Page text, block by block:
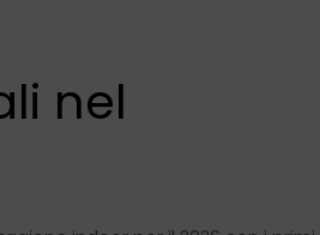
nel